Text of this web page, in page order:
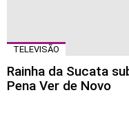
TELEVISÃO
Rainha da Sucata
Pena Ver de Novo